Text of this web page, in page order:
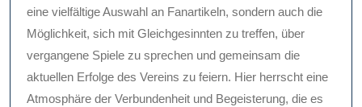
eine vielfältige Auswahl an Fanartikeln, sondern auch die
Möglichkeit, sich mit Gleichgesinnten zu treffen, über
vergangene Spiele zu sprechen und gemeinsam die
aktuellen Erfolge des Vereins zu feiern. Hier herrscht eine
Atmosphäre der Verbundenheit und Begeisterung, die es